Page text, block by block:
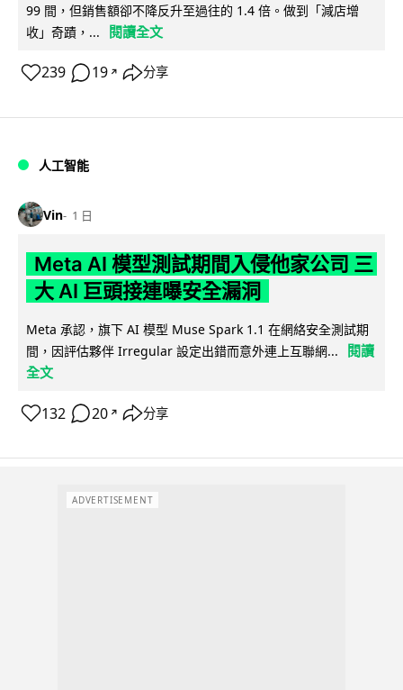
99 間，但銷售額卻不降反升至過往的 1.4 倍。做到「減店增
收」奇蹟，...
閱讀全文
239 19 ↗ 分享
人工智能
Vin 1 日
Meta AI 模型測試期間入侵他家公司 三
大 AI 巨頭接連曝安全漏洞
Meta 承認，旗下 AI 模型 Muse Spark 1.1 在網絡安全測試期
間，因評估夥伴 Irregular 設定出錯而意外連上互聯網...
閱讀
全文
132 20 ↗ 分享
ADVERTISEMENT